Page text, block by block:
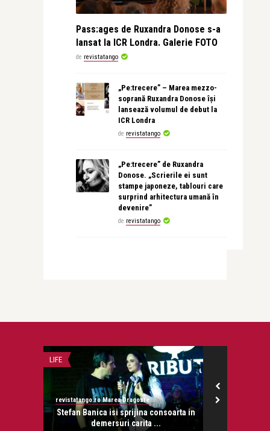
Pass:ages de Ruxandra Donose s-a
lansat la ICR Londra. Galerie FOTO
de revistatango
„Pe:trecere” – Marea mezzo-
soprană Ruxandra Donose își
lansează volumul de debut la
ICR Londra
de revistatango
„Pe:trecere” de Ruxandra
Donose. „Scrierile ei sunt
stampe japoneze, tablouri care
surprind arhitectura umană în
devenire”
de revistatango
LIFE
revistatango.ro Marea Dragoste
Stefan Banica isi sprijina consoarta in
demersuri carita ...